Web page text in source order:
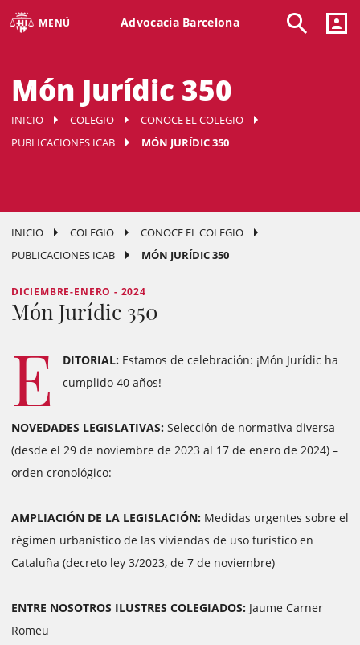
MENÚ Advocacia Barcelona
Món Jurídic 350
INICIO COLEGIO
CONOCE EL COLEGIO
PUBLICACIONES ICAB
MÓN JURÍDIC 350
INICIO COLEGIO
CONOCE EL COLEGIO
PUBLICACIONES ICAB
MÓN JURÍDIC 350
DICIEMBRE-ENERO - 2024
Món Jurídic 350
E DITORIAL: Estamos de celebración: ¡Món Jurídic ha
cumplido 40 años!
NOVEDADES LEGISLATIVAS: Selección de normativa diversa
(desde el 29 de noviembre de 2023 al 17 de enero de 2024) –
orden cronológico:
AMPLIACIÓN DE LA LEGISLACIÓN: Medidas urgentes sobre el
régimen urbanístico de las viviendas de uso turístico en
Cataluña (decreto ley 3/2023, de 7 de noviembre)
ENTRE NOSOTROS ILUSTRES COLEGIADOS: Jaume Carner
Romeu